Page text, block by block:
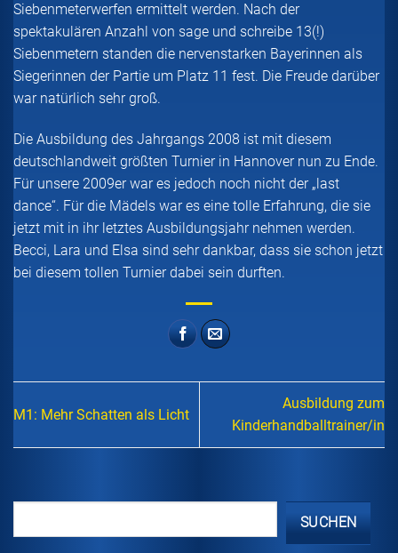
Siebenmeterwerfen ermittelt werden. Nach der
spektakulären Anzahl von sage und schreibe 13(!)
Siebenmetern standen die nervenstarken Bayerinnen als
Siegerinnen der Partie um Platz 11 fest. Die Freude darüber
war natürlich sehr groß.
Die Ausbildung des Jahrgangs 2008 ist mit diesem
deutschlandweit größten Turnier in Hannover nun zu Ende.
Für unsere 2009er war es jedoch noch nicht der „last
dance“. Für die Mädels war es eine tolle Erfahrung, die sie
jetzt mit in ihr letztes Ausbildungsjahr nehmen werden.
Becci, Lara und Elsa sind sehr dankbar, dass sie schon jetzt
bei diesem tollen Turnier dabei sein durften.
M1: Mehr Schatten als Licht
Ausbildung zum
Kinderhandballtrainer/in
SUCHEN